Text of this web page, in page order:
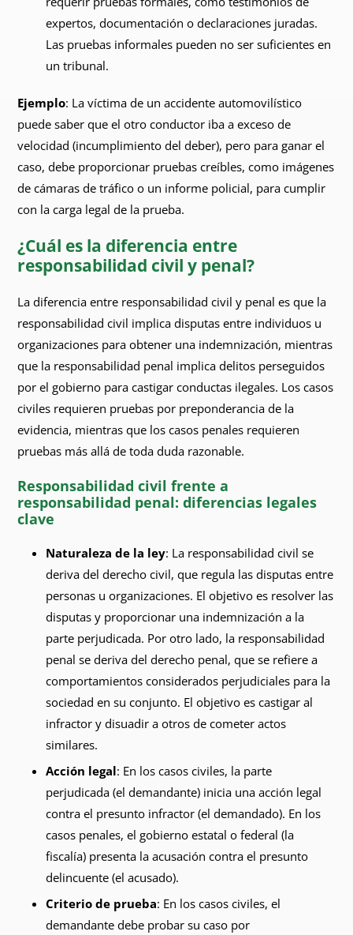
expertos, documentación o declaraciones juradas.
Las pruebas informales pueden no ser suficientes en
un tribunal.
Ejemplo: La víctima de un accidente automovilístico
puede saber que el otro conductor iba a exceso de
velocidad (incumplimiento del deber), pero para ganar el
caso, debe proporcionar pruebas creíbles, como imágenes
de cámaras de tráfico o un informe policial, para cumplir
con la carga legal de la prueba.
¿Cuál es la diferencia entre
responsabilidad civil y penal?
La diferencia entre responsabilidad civil y penal es que la
responsabilidad civil implica disputas entre individuos u
organizaciones para obtener una indemnización, mientras
que la responsabilidad penal implica delitos perseguidos
por el gobierno para castigar conductas ilegales. Los casos
civiles requieren pruebas por preponderancia de la
evidencia, mientras que los casos penales requieren
pruebas más allá de toda duda razonable.
Responsabilidad civil frente a
responsabilidad penal: diferencias legales
clave
Naturaleza de la ley: La responsabilidad civil se
deriva del derecho civil, que regula las disputas entre
personas u organizaciones. El objetivo es resolver las
disputas y proporcionar una indemnización a la
parte perjudicada. Por otro lado, la responsabilidad
penal se deriva del derecho penal, que se refiere a
comportamientos considerados perjudiciales para la
sociedad en su conjunto. El objetivo es castigar al
infractor y disuadir a otros de cometer actos
similares.
Acción legal: En los casos civiles, la parte
perjudicada (el demandante) inicia una acción legal
contra el presunto infractor (el demandado). En los
casos penales, el gobierno estatal o federal (la
fiscalía) presenta la acusación contra el presunto
delincuente (el acusado).
Criterio de prueba: En los casos civiles, el
demandante debe probar su caso por